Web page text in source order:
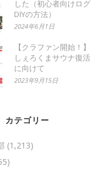
した（初心者向けログ
DIYの方法）
2024年6月1日
【クラファン開始！】
しぇろくまサウナ復活
に向けて
2023年9月15日
カテゴリー
(1,213)